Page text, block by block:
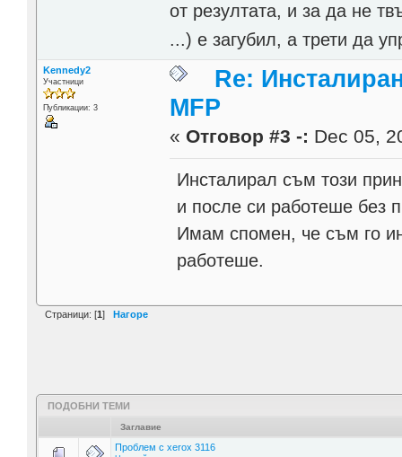
от резултата, и за да не
...) е загубил, а трети да
Kennedy2
Участници
Публикации: 3
Re:
MFP
« Отговор #3 -: Dec 05,
Инсталирал съм този
и после си работеше без
Имам спомен, че съм го
работеше.
Страници: [1] Нагоре
ПОДОБНИ ТЕМИ
Заглавие
Проблем с xerox 3116